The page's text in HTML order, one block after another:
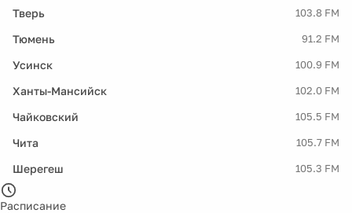
Тверь 103.8 FM
Тюмень 91.2 FM
Усинск 100.9 FM
Ханты-Мансийск 102.0 FM
Чайковский 105.5 FM
Чита 105.7 FM
Шерегеш 105.3 FM
Расписание